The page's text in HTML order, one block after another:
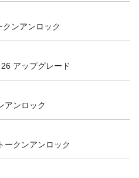
ンアンロック
アップグレード
アンロック
ークンアンロック